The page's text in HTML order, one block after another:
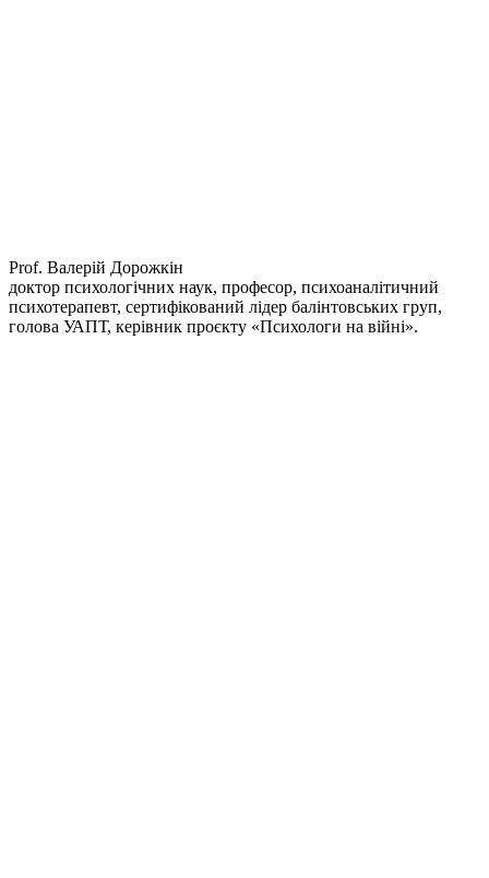
Prof. Валерій Дорожкін
доктор психологічних наук, професор, психоаналітичний
психотерапевт, сертифікований лідер балінтовських груп,
голова УАПТ, керівник проєкту «Психологи на війні».